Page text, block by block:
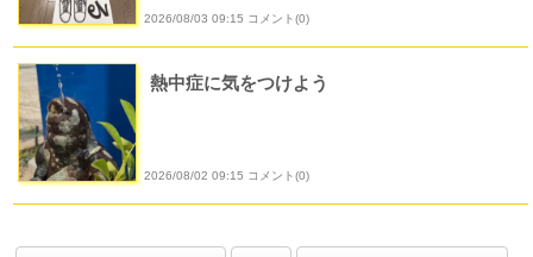
2026/08/03 09:15 コメント(0)
熱中症に気をつけよう
2026/08/02 09:15 コメント(0)